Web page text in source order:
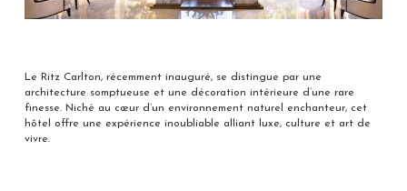
Le Ritz Carlton, récemment inauguré, se distingue par une
architecture somptueuse et une décoration intérieure d’une rare
finesse. Niché au cœur d’un environnement naturel enchanteur, cet
hôtel offre une expérience inoubliable alliant luxe, culture et art de
vivre.